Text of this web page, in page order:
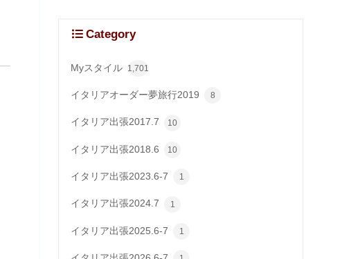
Category
Myスタイル 1,701
イタリアオーダー夢旅行2019 8
イタリア出張2017.7 10
イタリア出張2018.6 10
イタリア出張2023.6-7 1
イタリア出張2024.7 1
イタリア出張2025.6-7 1